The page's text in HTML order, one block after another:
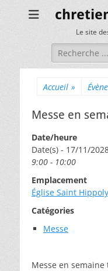
Le site
Rechercher :
Accueil »
Messe en
Date/heure
Date(s) - 17/11/
9:00 - 10:00
Emplacement
Église Saint
Catégories
Messe
Messe en